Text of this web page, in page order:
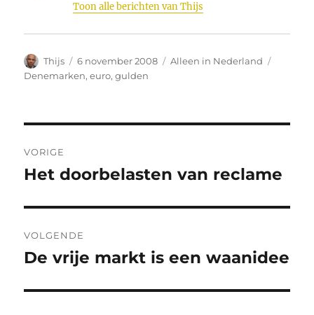
Toon alle berichten van Thijs
Auteur
Thijs
Geplaatst
op
6 november 2008 Categorieën
Alleen in Nederland
Denemarken,euro,gulden
navigatie
VORIGE
Vorig
Het doorbelasten van reclame
VOLGENDE
Volgend
De vrije markt is een waanidee